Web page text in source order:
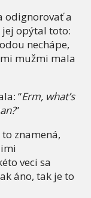
odignorovať a
opýtal toto:
nechápe,
mužmi mala
“Erm, what’s
”
znamená,
veci sa
áno, tak je to